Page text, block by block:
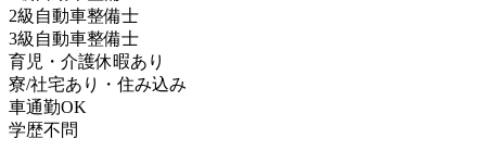
2級自動車整備士
3級自動車整備士
育児・介護休暇あり
寮/社宅あり・住み込み
車通勤OK
学歴不問